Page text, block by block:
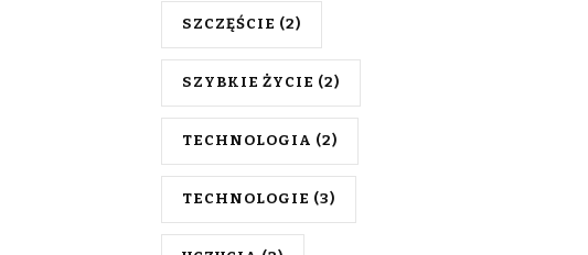
SZCZĘŚCIE (2)
SZYBKIE ŻYCIE (2)
TECHNOLOGIA (2)
TECHNOLOGIE (3)